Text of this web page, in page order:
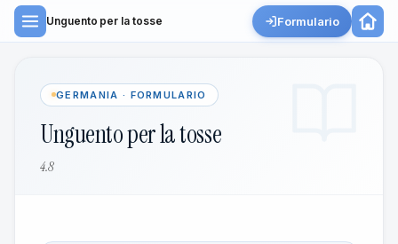
Unguento per la tosse Formulario
GERMANIA · FORMULARIO
Unguento per la tosse
4.8